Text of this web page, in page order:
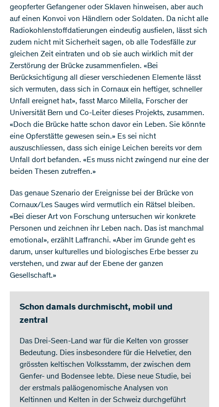
geopferter Gefangener oder Sklaven hinweisen, aber auch
auf einen Konvoi von Händlern oder Soldaten. Da nicht alle
Radiokohlenstoffdatierungen eindeutig ausfielen, lässt sich
zudem nicht mit Sicherheit sagen, ob alle Todesfälle zur
gleichen Zeit eintraten und ob sie auch wirklich mit der
Zerstörung der Brücke zusammenfielen. «Bei
Berücksichtigung all dieser verschiedenen Elemente lässt
sich vermuten, dass sich in Cornaux ein heftiger, schneller
Unfall ereignet hat», fasst Marco Milella, Forscher der
Universität Bern und Co-Leiter dieses Projekts, zusammen.
«Doch die Brücke hatte schon davor ein Leben. Sie könnte
eine Opferstätte gewesen sein.» Es sei nicht
auszuschliessen, dass sich einige Leichen bereits vor dem
Unfall dort befanden. «Es muss nicht zwingend nur eine der
beiden Thesen zutreffen.»
Das genaue Szenario der Ereignisse bei der Brücke von
Cornaux/Les Sauges wird vermutlich ein Rätsel bleiben.
«Bei dieser Art von Forschung untersuchen wir konkrete
Personen und zeichnen ihr Leben nach. Das ist manchmal
emotional», erzählt Laffranchi. «Aber im Grunde geht es
darum, unser kulturelles und biologisches Erbe besser zu
verstehen, und zwar auf der Ebene der ganzen
Gesellschaft.»
Schon damals durchmischt, mobil und
zentral
Das Drei-Seen-Land war für die Kelten von grosser
Bedeutung. Dies insbesondere für die Helvetier, den
grössten keltischen Volksstamm, der zwischen dem
Genfer- und Bodensee lebte. Diese neue Studie, bei
der erstmals paläogenomische Analysen von
Keltinnen und Kelten in der Schweiz durchgeführt